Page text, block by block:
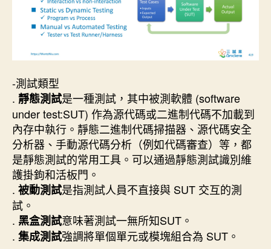
-測試類型
. 靜態測試是一種測試，其中被測軟體 (software
under test:SUT) 作為源代碼或二進制代碼不加載到
內存中執行。靜態二進制代碼掃描器、源代碼安全
分析器、手動源代碼分析（例如代碼審查）等，都
是靜態測試的常用工具。可以通過靜態測試識別維
護掛鉤和活板門。
. 被動測試是指測試人員不直接與 SUT 交互的測
試。
. 黑盒測試意味著測試一無所知SUT。
. 集成測試強調將單個單元或模塊組合為 SUT。